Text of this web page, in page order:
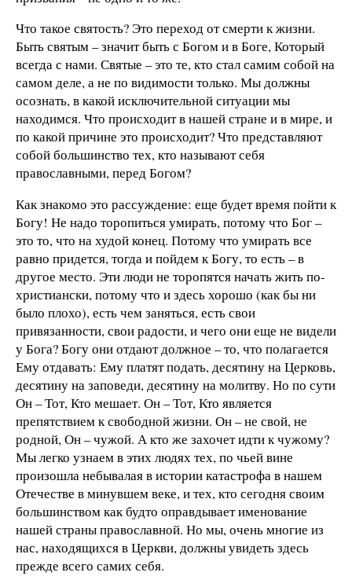
Что такое святость? Это переход от смерти к жизни.
Быть святым – значит быть с Богом и в Боге, Который
всегда с нами. Святые – это те, кто стал самим собой на
самом деле, а не по видимости только. Мы должны
осознать, в какой исключительной ситуации мы
находимся. Что происходит в нашей стране и в мире, и
по какой причине это происходит? Что представляют
собой большинство тех, кто называют себя
православными, перед Богом?
Как знакомо это рассуждение: еще будет время пойти к
Богу! Не надо торопиться умирать, потому что Бог –
это то, что на худой конец. Потому что умирать все
равно придется, тогда и пойдем к Богу, то есть – в
другое место. Эти люди не торопятся начать жить по-
христиански, потому что и здесь хорошо (как бы ни
было плохо), есть чем заняться, есть свои
привязанности, свои радости, и чего они еще не видели
у Бога? Богу они отдают должное – то, что полагается
Ему отдавать: Ему платят подать, десятину на Церковь,
десятину на заповеди, десятину на молитву. Но по сути
Он – Тот, Кто мешает. Он – Тот, Кто является
препятствием к свободной жизни. Он – не свой, не
родной, Он – чужой. А кто же захочет идти к чужому?
Мы легко узнаем в этих людях тех, по чьей вине
произошла небывалая в истории катастрофа в нашем
Отечестве в минувшем веке, и тех, кто сегодня своим
большинством как будто оправдывает именование
нашей страны православной. Но мы, очень многие из
нас, находящихся в Церкви, должны увидеть здесь
прежде всего самих себя.